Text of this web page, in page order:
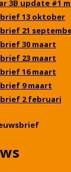
3B update #1
13 oktober
21
30 maart
23 maart
16 maart
9 maart
2 februari